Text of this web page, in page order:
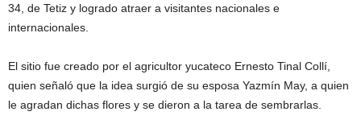
34, de Tetiz y logrado atraer a visitantes nacionales e
internacionales.
El sitio fue creado por el agricultor yucateco Ernesto Tinal Collí,
quien señaló que la idea surgió de su esposa Yazmín May, a quien
le agradan dichas flores y se dieron a la tarea de sembrarlas.